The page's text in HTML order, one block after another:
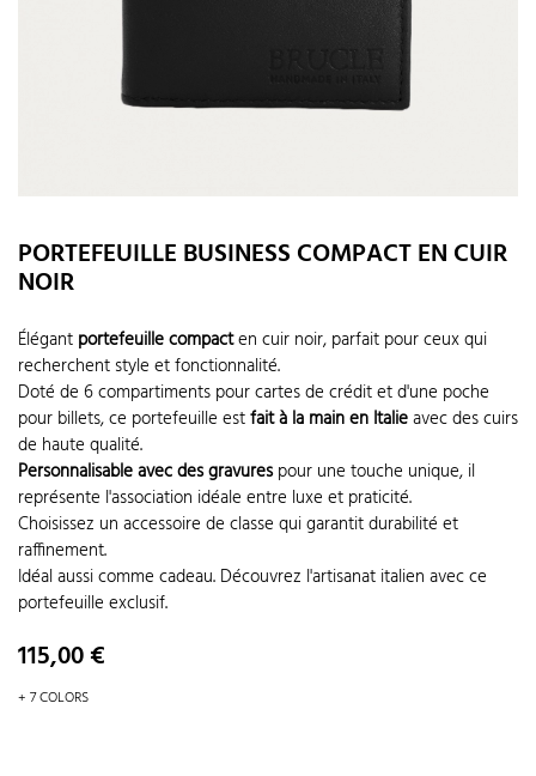
PORTEFEUILLE BUSINESS COMPACT EN CUIR
NOIR
Élégant portefeuille compacten cuir noir, parfait pour ceux qui
recherchent style et fonctionnalité.
Doté de 6 compartiments pour cartes de crédit et d'une poche
pour billets, ce portefeuille estfait à la main en Italieavec des cuirs
de haute qualité.
Personnalisable avec des gravurespour une touche unique, il
représente l'association idéale entre luxe et praticité.
Choisissez un accessoire de classe qui garantit durabilité et
raffinement.
Idéal aussi comme cadeau. Découvrez l'artisanat italien avec ce
portefeuille exclusif.
Prix
115,00 €
+ 7 COLORS